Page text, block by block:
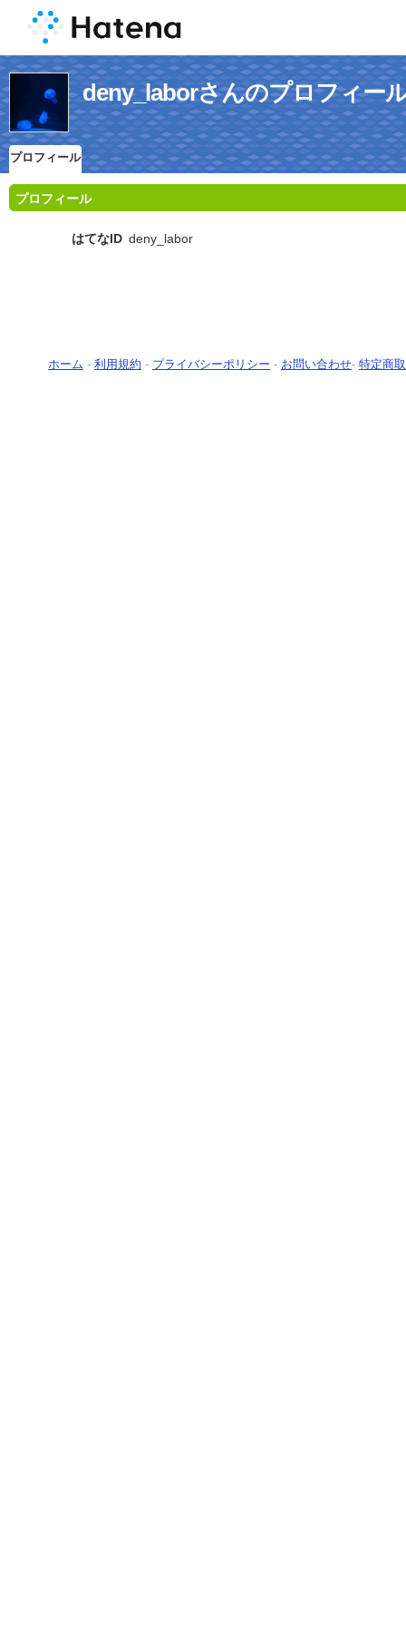
deny_laborさんのプロフィー
プロフィール
プロフィール
はてなID deny_labor
ホーム - 利用規約 - プライバシーポリシー - お問い合わせ- 特定商